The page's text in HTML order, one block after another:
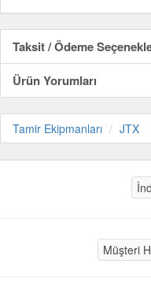
Taksit / Ödeme
Ürün Yorumları
Tamir Ekipmanları JTX
Müşteri